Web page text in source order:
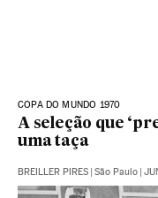
COPA DO MUNDO 1970
A seleção que
uma taça
BREILLER PIRES São Paulo